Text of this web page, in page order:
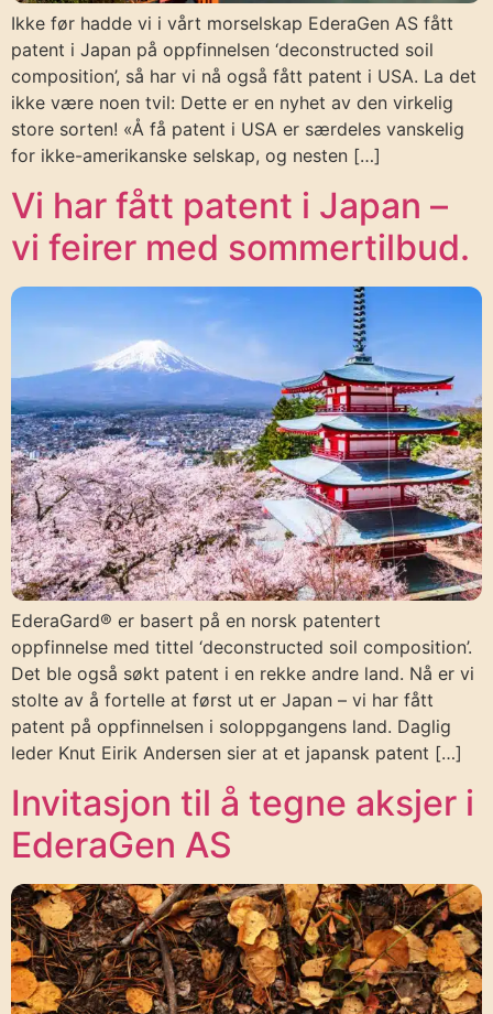
Ikke før hadde vi i vårt morselskap EderaGen AS fått
patent i Japan på oppfinnelsen ‘deconstructed soil
composition’, så har vi nå også fått patent i USA. La det
ikke være noen tvil: Dette er en nyhet av den virkelig
store sorten! «Å få patent i USA er særdeles vanskelig
for ikke-amerikanske selskap, og nesten […]
Vi har fått patent i Japan –
vi feirer med sommertilbud.
EderaGard® er basert på en norsk patentert
oppfinnelse med tittel ‘deconstructed soil composition’.
Det ble også søkt patent i en rekke andre land. Nå er vi
stolte av å fortelle at først ut er Japan – vi har fått
patent på oppfinnelsen i soloppgangens land. Daglig
leder Knut Eirik Andersen sier at et japansk patent […]
Invitasjon til å tegne aksjer i
EderaGen AS